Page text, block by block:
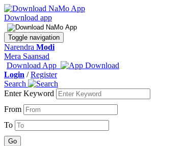
Download app
Toggle navigation
Narendra Modi
Mera Saansad
Download App
Login /Register
Search
Enter Keyword
From
To